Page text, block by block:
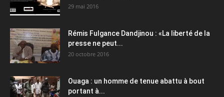
29 mai 2016
Rémis Fulgance Dandjinou : «La liberté de la
presse ne peut...
20 octobre 2016
Ouaga : un homme de tenue abattu à bout
portant à...